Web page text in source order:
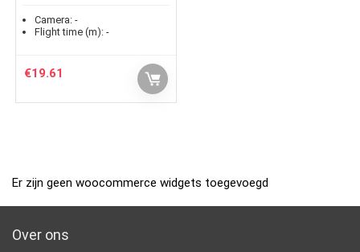
Camera: -
Flight time (m): -
€19.61
Er zijn geen woocommerce widgets toegevoegd
Over ons